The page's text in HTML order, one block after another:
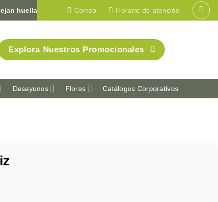
huella en Colombia 🇨🇴Correo Horario de atención
Explora Nuestros Promocionales
Desayunos Flores Catálogos Corporativos